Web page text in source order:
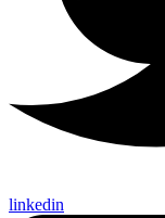
linkedin